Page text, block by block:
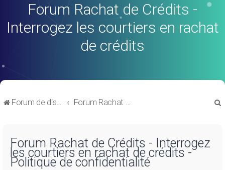
Forum Rachat de Crédits -
Interrogez les courtiers en rachat
de crédits
Forum de discussions sur le Regroupement de Crédits et le Rachat de Crédits Forum Rachat de Crédits
Forum Rachat de Crédits - Interrogez
les courtiers en rachat de crédits -
Politique de confidentialité